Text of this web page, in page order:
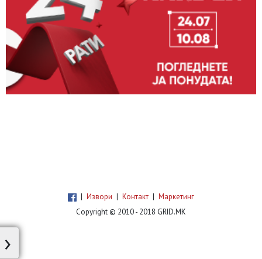
| Извори | Контакт | Маркетинг
Copyright © 2010 - 2018 GRID.MK
›